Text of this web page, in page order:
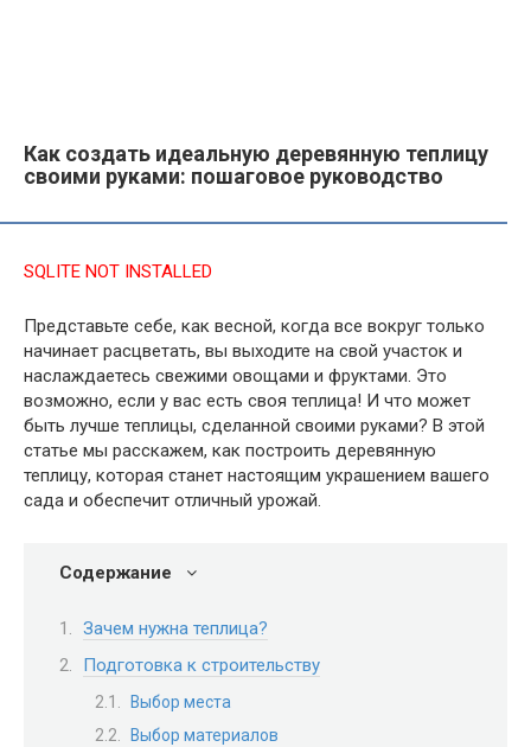
Как создать идеальную деревянную теплицу
своими руками: пошаговое руководство
SQLITE NOT INSTALLED
Представьте себе, как весной, когда все вокруг только
начинает расцветать, вы выходите на свой участок и
наслаждаетесь свежими овощами и фруктами. Это
возможно, если у вас есть своя теплица! И что может
быть лучше теплицы, сделанной своими руками? В этой
статье мы расскажем, как построить деревянную
теплицу, которая станет настоящим украшением вашего
сада и обеспечит отличный урожай.
Содержание
Зачем нужна теплица?
Подготовка к строительству
Выбор места
Выбор материалов